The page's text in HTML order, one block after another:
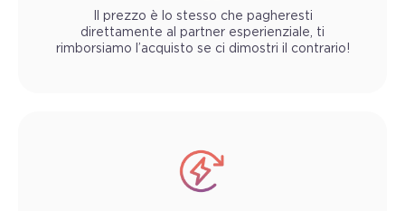
Il prezzo è lo stesso che pagheresti
direttamente al partner esperienziale, ti
rimborsiamo l’acquisto se ci dimostri il contrario!